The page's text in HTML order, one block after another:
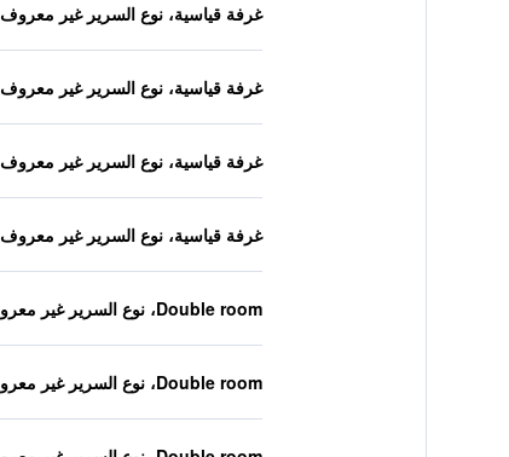
غرفة قياسية، نوع السرير غير معروف
غرفة قياسية، نوع السرير غير معروف
غرفة قياسية، نوع السرير غير معروف
غرفة قياسية، نوع السرير غير معروف
Double room، نوع السرير غير معروف
Double room، نوع السرير غير معروف